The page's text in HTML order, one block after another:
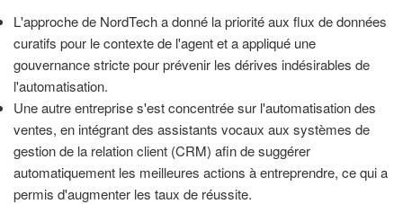
L'approche de NordTech a donné la priorité aux flux de données
curatifs pour le contexte de l'agent et a appliqué une
gouvernance stricte pour prévenir les dérives indésirables de
l'automatisation.
Une autre entreprise s'est concentrée sur l'automatisation des
ventes, en intégrant des assistants vocaux aux systèmes de
gestion de la relation client (CRM) afin de suggérer
automatiquement les meilleures actions à entreprendre, ce qui a
permis d'augmenter les taux de réussite.